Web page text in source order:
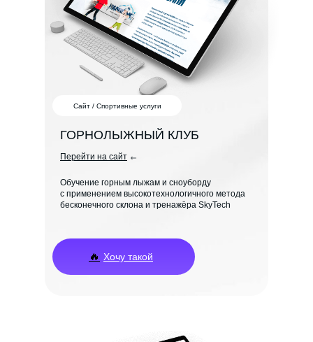
ГОРНОЛЫЖНЫЙ КЛУБ
Обучение горным лыжам и сноуборду
с применением высокотехнологичного метода
бесконечного склона и тренажёра SkyTech
🔥 Хочу такой
Перейти на сайт
Сайт / Спортивные услуги